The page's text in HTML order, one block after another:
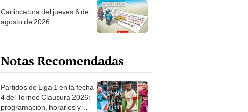
Carlincatura del jueves 6 de
agosto de 2026
Notas Recomendadas
Partidos de Liga 1 en la fecha
4 del Torneo Clausura 2026:
programación, horarios y